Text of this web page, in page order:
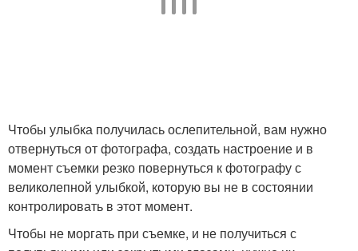
Чтобы улыбка получилась ослепительной, вам нужно
отвернуться от фотографа, создать настроение и в
момент съемки резко повернуться к фотографу с
великолепной улыбкой, которую вы не в состоянии
контролировать в этот момент.
Чтобы не моргать при съемке, и не получиться с